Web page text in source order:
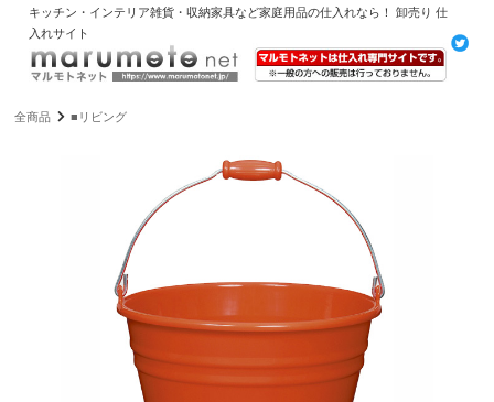
キッチン・インテリア雑貨・収納家具など家庭用品の仕入れなら！ 卸売り 仕
入れサイト
全商品 ■リビング